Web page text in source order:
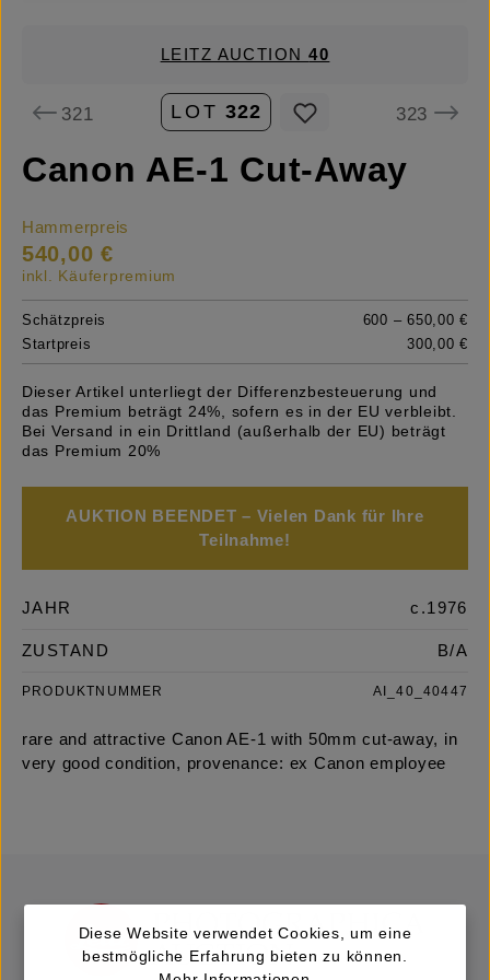
LEITZ AUCTION40
321 LOT 322 323
Canon AE-1 Cut-Away
Hammerpreis
540,00 €
inkl. Käuferpremium
Schätzpreis
600 – 650,00 €
Startpreis
300,00 €
Dieser Artikel unterliegt der Differenzbesteuerung und
das Premium beträgt 24%, sofern es in der EU verbleibt.
Bei Versand in ein Drittland (außerhalb der EU) beträgt
das Premium 20%
AUKTION BEENDET – Vielen Dank für Ihre
Teilnahme!
JAHR c.1976
ZUSTAND B/A
PRODUKTNUMMER AI_40_40447
rare and attractive Canon AE-1 with 50mm cut-away, in
very good condition, provenance: ex Canon employee
Diese Website verwendet Cookies, um eine
bestmögliche Erfahrung bieten zu können.